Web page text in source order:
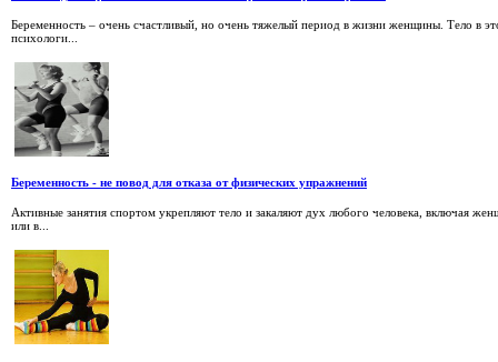
Беременность – очень счастливый, но очень тяжелый период в жизни женщины. Тело в
психологи...
Беременность - не повод для отказа от физических упражнений
Активные занятия спортом укрепляют тело и закаляют дух любого человека, включая
или в...